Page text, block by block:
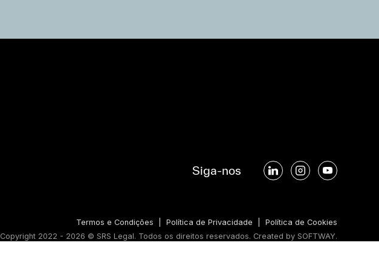
Siga-nos
Termos e Condições Política de Privacidade
Política de Cookies
Copyright 2022 - 2026 © SRS Legal. Todos os direitos reservados. Created by SOFTWAY.